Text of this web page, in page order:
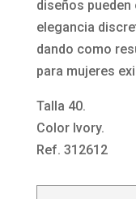
tirantes
estilo
sirena
312612
Susanna
Rivieri
cantidad
diseños
elegancia
dando como
para mujeres
Talla 40.
Color Ivory.
Ref. 312612